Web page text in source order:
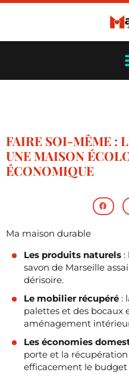
FAIRE SOI-MÊME :
UNE MAISON
ÉCONOMIQUE
Ma maison durable
Les produits naturels :
savon de Marseille
dérisoire.
Le mobilier récupéré :
palettes et des bocaux
aménagement
Les économies
porte et la
efficacement le